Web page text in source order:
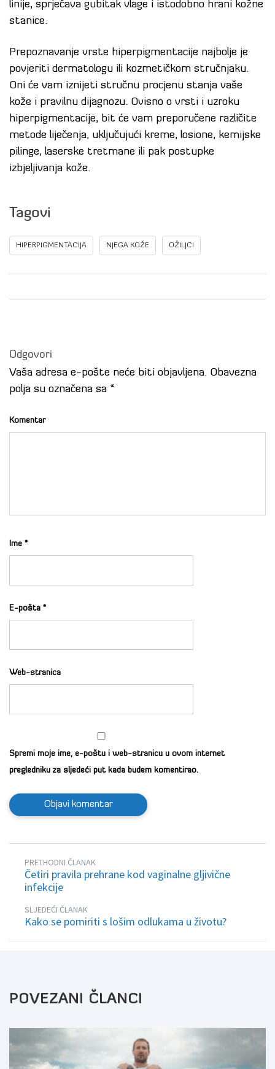
linije, sprječava gubitak vlage i istodobno hrani kožne
stanice.
Prepoznavanje vrste hiperpigmentacije najbolje je
povjeriti dermatologu ili kozmetičkom stručnjaku.
Oni će vam iznijeti stručnu procjenu stanja vaše
kože i pravilnu dijagnozu. Ovisno o vrsti i uzroku
hiperpigmentacije, bit će vam preporučene različite
metode liječenja, uključujući kreme, losione, kemijske
pilinge, laserske tretmane ili pak postupke
izbjeljivanja kože.
Tagovi
HIPERPIGMENTACIJA NJEGA KOŽE OŽILJCI
Odgovori
Vaša adresa e-pošte neće biti objavljena. Obavezna
polja su označena sa *
Komentar
Ime *
E-pošta *
Web-stranica
Spremi moje ime, e-poštu i web-stranicu u ovom internet
pregledniku za sljedeći put kada budem komentirao.
PRETHODNI ČLANAK
Četiri pravila prehrane kod vaginalne gljivične
infekcije
SLJEDEĆI ČLANAK
Kako se pomiriti s lošim odlukama u životu?
POVEZANI ČLANCI